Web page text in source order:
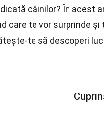
câinilor? În acest
care te vor surprinde
te să descoperi